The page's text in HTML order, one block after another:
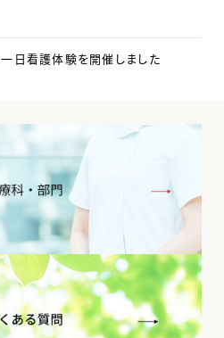
一日看護体験を開催しました